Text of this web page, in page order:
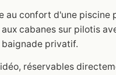
confort d'une
cabanes sur pilotis
baignade privatif.
réservables